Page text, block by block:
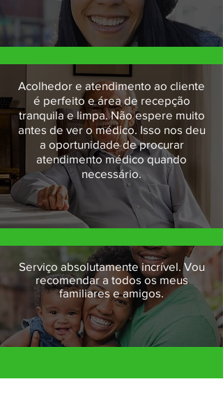
Acolhedor e atendimento ao cliente
é perfeito e área de recepção
tranquila e limpa. Não espere muito
antes de ver o médico. Isso nos deu
a oportunidade de procurar
atendimento médico quando
necessário.
Serviço absolutamente incrível. Vou
recomendar a todos os meus
familiares e amigos.